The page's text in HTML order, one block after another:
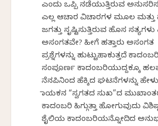
ಎಂದು ಒಪ್ಪಿ ನಡೆಯುತ್ತಿರುವ
ಎಲ್ಲ ಆಚಾರ ವಿಚಾರಗಳ ಮೂಲ
ಜಗತ್ತು ಸೃಷ್ಟಿಸುತ್ತಿರುವ ಹೊಸ
ಅಸಂಗತವೇ? ಹೀಗೆ ಹತ್ತಾರು ಅಸಂಗತ
ಪ್ರಶ್ನೆಗಳನ್ನು ಹುಟ್ಟುಹಾಕುತ್ತದೆ
ಸಂಪೂರ್ಣ ಕಾದಂಬರಿಯುದ್ದಕ್ಕೂ
ನೆನಪಿನಿಂದ ಹೆಕ್ಕಿದ ಘಟನೆಗಳನ್ನು
ನಾಯಕನ “ಸ್ವಗತದ ಸುಖ”ದ
ಕಾದಂಬರಿ ಹಿಗ್ಗುತ್ತಾ ಹೋಗುವುದು
ಶೈಲಿಯ ಕಾದಂಬರಿಯನ್ನೋದಿದ